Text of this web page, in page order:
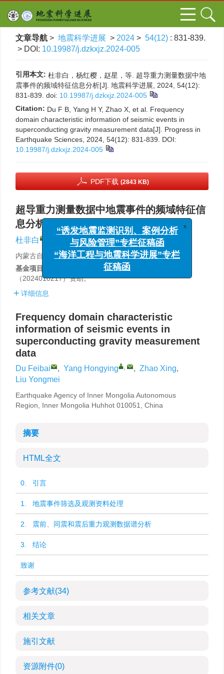
文章导航 > 地震科学进展 > 2024 > 54(12) : 831-839.
> DOI: 10.19987/j.dzkxjz.2024-005
引用本文: 杜非白，杨红樱，赵星，等. 超导重力测量数据中地
震事件的频域特征信息分析[J]. 地震科学进展, 2024, 54(12):
831-839. doi: 10.19987/j.dzkxjz.2024-005
Citation: Du F B, Yang H Y, Zhao X, et al. Frequency
domain characteristic information of seismic events in
superconducting gravity measurement data[J]. Progress in
Earthquake Sciences, 2024, 54(12): 831-839.
DOI:
10.19987/j.dzkxjz.2024-005
PDF下载 (2843 KB)
超导重力测量数据中地震事件的频域特征信
息分析
杜非白 杨红樱 , , 赵星, 刘永梅
内蒙古自治区地震局，内蒙古呼和浩特 010051
基金项目:
中国地震局2024年震情跟踪定向工作任务
（2024010217）资助。
详细信息
Frequency domain characteristic
information of seismic events in
superconducting gravity measurement
data
Du Feibai , Yang Hongying , , Zhao Xing,
Liu Yongmei
Earthquake Agency of Inner Mongolia Autonomous
Region, Inner Mongolia Huhhot 010051, China
摘要
HTML全文
0. 引言
1. 地震事件筛选及观测资料处理
2. 震前、同震和震后重力观测数据谱分析
3. 结论
致谢
参考文献(34)
相关文章
施引文献
资源附件(0)
“诱发地震监测识别、案例分析
与风险管理”专栏征稿函
“海洋工程与地震科学进展”专栏
征稿函